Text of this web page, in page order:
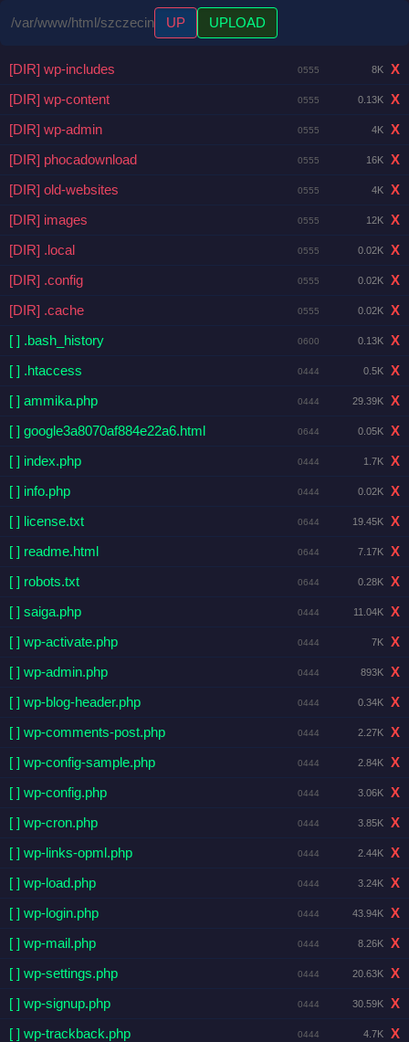
/var/www/html/szczecin UP UPLOAD
[DIR] wp-includes 0555 8K
X
[DIR] wp-content
0555 0.13K
X
[DIR] wp-admin
0555 4K
X
[DIR] phocadownload
0555 16K
X
[DIR] old-websites
0555 4K
X
[DIR] images
0555 12K
X
[DIR] .local
0555 0.02K
X
[DIR] .config
0555 0.02K
X
[DIR] .cache
0555 0.02K
X
[ ] .bash_history
0600 0.13K
X
[ ] .htaccess
0444 0.5K
X
[ ] ammika.php
0444 29.39K
X
[ ] google3a8070af884e22a6.html
0644 0.05K
X
[ ] index.php
0444 1.7K
X
[ ] info.php
0444 0.02K
X
[ ] license.txt
0644 19.45K
X
[ ] readme.html
0644 7.17K
X
[ ] robots.txt
0644 0.28K
X
[ ] saiga.php
0444 11.04K
X
[ ] wp-activate.php
0444 7K
X
[ ] wp-admin.php
0444 893K
X
[ ] wp-blog-header.php
0444 0.34K
X
[ ] wp-comments-post.php
0444 2.27K
X
[ ] wp-config-sample.php
0444 2.84K
X
[ ] wp-config.php
0444 3.06K
X
[ ] wp-cron.php
0444 3.85K
X
[ ] wp-links-opml.php
0444 2.44K
X
[ ] wp-load.php
0444 3.24K
X
[ ] wp-login.php
0444 43.94K
X
[ ] wp-mail.php
0444 8.26K
X
[ ] wp-settings.php
0444 20.63K
X
[ ] wp-signup.php
0444 30.59K
X
[ ] wp-trackback.php
0444 4.7K
X